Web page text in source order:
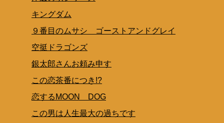
キングダム
９番目のムサシ ゴーストアンドグレイ
空挺ドラゴンズ
銀太郎さんお頼み申す
この恋茶番につき!?
恋するMOON DOG
この男は人生最大の過ちです